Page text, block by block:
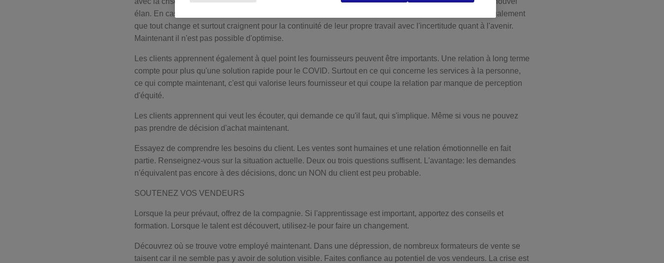
élan. En cas de crise, les ressources sont immobilisées de manière particulière. Les clients craignent également
que tout change et surtout craignent pour la continuité de leur propre travail avec l'incertitude quant à l'avenir.
Maintenant il n'est pas possible d'optimise.
Les clients apprennent également à quel point les fournisseurs peuvent être importants. Une relation à long terme
compte pour plus qu'une solution rapide pour le COVID. Surtout en ce qui concerne les services à la personne,
ce qui compte maintenant, c'est qui valorise leurs fournisseur et qui coupe la relation par manque de perception
d'équité.
Les clients apprennent qui veut les écouter, qui demande ce qu'il faut, qui s'implique. Même si vous ne pouvez
pas prendre de décision d'achat maintenant.
Essayez de comprendre les besoins du client. Les ventes sont humaines et une relation émotionnelle en fait
partie. Renseignez-vous sur la situation actuelle. Deux ou trois questions suffisent. L'avantage: les demandes
n'équivalent pas encore à des décisions, donc un NON du client est peu probable.
SOUTENEZ VOS VENDEURS
Lorsque la peur prévaut, offrez de la compagnie. Si l'apprentissage est important, apportez des conseils et
formation. Lorsque le talent est découvert, utilisez-le pour faire un changement.
Découvrez où se trouve votre employé maintenant. Dans une dépression, de nombreux formateurs de vente se
taisent car il ne semble pas y avoir de solution visible. Faites confiance au potentiel de vos vendeurs. La crise est